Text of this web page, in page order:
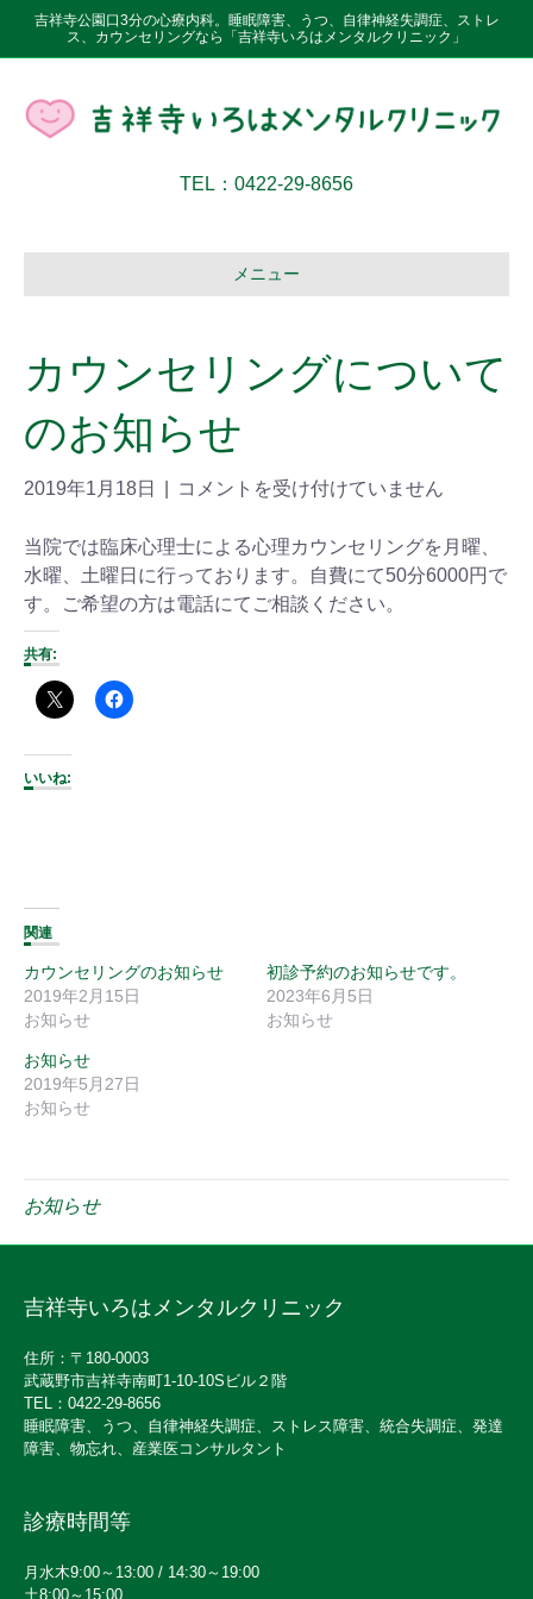
吉祥寺公園口3分の心療内科。睡眠障害、うつ、自律神経失調症、ストレ
ス、カウンセリングなら「吉祥寺いろはメンタルクリニック」
TEL：0422-29-8656
メニュー
カウンセリングについて
のお知らせ
2019年1月18日 コメントを受け付けていません
当院では臨床心理士による心理カウンセリングを月曜、
水曜、土曜日に行っております。自費にて50分6000円で
す。ご希望の方は電話にてご相談ください。
共有:
いいね:
関連
カウンセリングのお知らせ
2019年2月15日
お知らせ
初診予約のお知らせです。
2023年6月5日
お知らせ
お知らせ
2019年5月27日
お知らせ
お知らせ
吉祥寺いろはメンタルクリニック
住所：〒180-0003
武蔵野市吉祥寺南町1-10-10Sビル２階
TEL：0422-29-8656
睡眠障害、うつ、自律神経失調症、ストレス障害、統合失調症、発達
障害、物忘れ、産業医コンサルタント
診療時間等
月水木9:00～13:00 / 14:30～19:00
土8:00～15:00